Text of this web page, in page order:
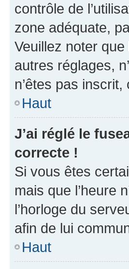
contrôle de
zone adéquate,
Veuillez noter
autres réglages,
n’êtes pas inscrit,
Haut
J’ai réglé le
correcte !
Si vous êtes
mais que l’heure
l’horloge du
afin de lui
Haut